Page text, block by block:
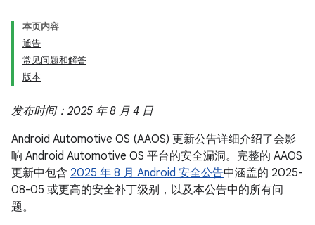
本页内容
通告
常见问题和解答
版本
发布时间：2025 年 8 月 4 日
Android Automotive OS (AAOS) 更新公告详细介绍了会影
响 Android Automotive OS 平台的安全漏洞。完整的 AAOS
更新中包含 2025 年 8 月 Android 安全公告中涵盖的 2025-
08-05 或更高的安全补丁级别，以及本公告中的所有问
题。